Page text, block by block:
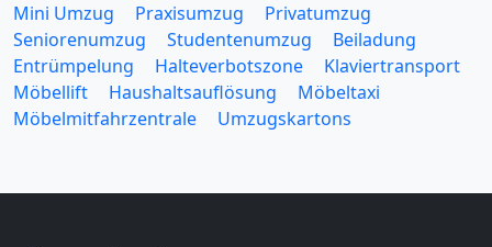
Mini Umzug
Praxisumzug
Privatumzug
Seniorenumzug
Studentenumzug
Beiladung
Entrümpelung
Halteverbotszone
Klaviertransport
Möbellift
Haushaltsauflösung
Möbeltaxi
Möbelmitfahrzentrale
Umzugskartons